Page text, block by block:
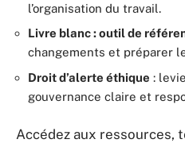
l’organisation du travail.
Livre blanc : outil de
changements et préparer
Droit d’alerte éthique :
gouvernance claire et
Accédez aux ressources,